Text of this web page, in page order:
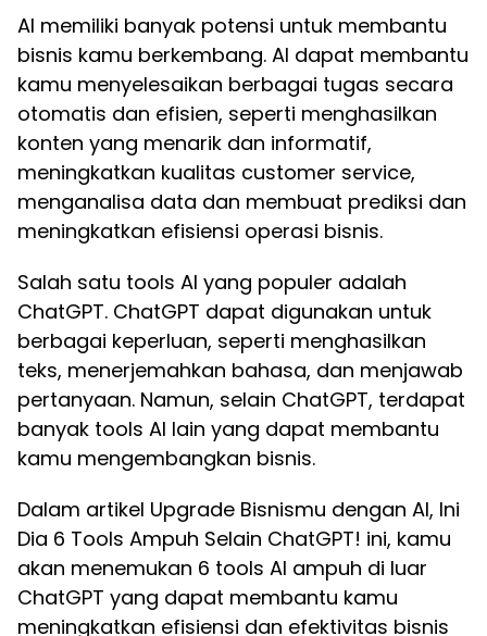
AI memiliki banyak potensi untuk membantu
bisnis kamu berkembang. AI dapat membantu
kamu menyelesaikan berbagai tugas secara
otomatis dan efisien, seperti menghasilkan
konten yang menarik dan informatif,
meningkatkan kualitas customer service,
menganalisa data dan membuat prediksi dan
meningkatkan efisiensi operasi bisnis.
Salah satu tools AI yang populer adalah
ChatGPT. ChatGPT dapat digunakan untuk
berbagai keperluan, seperti menghasilkan
teks, menerjemahkan bahasa, dan menjawab
pertanyaan. Namun, selain ChatGPT, terdapat
banyak tools AI lain yang dapat membantu
kamu mengembangkan bisnis.
Dalam artikel Upgrade Bisnismu dengan AI, Ini
Dia 6 Tools Ampuh Selain ChatGPT! ini, kamu
akan menemukan 6 tools AI ampuh di luar
ChatGPT yang dapat membantu kamu
meningkatkan efisiensi dan efektivitas bisnis